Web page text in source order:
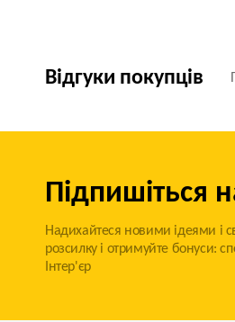
Відгуки покупців
Підпишіться
Надихайтеся новими ідеями і
розсилку і отримуйте бонуси:
Інтер'єр